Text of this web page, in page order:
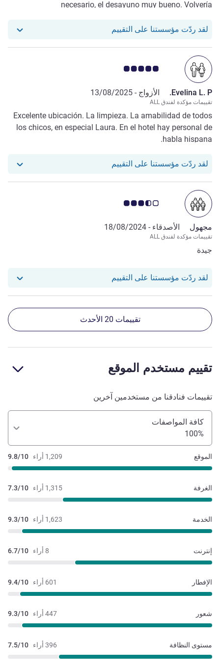
necesario, el desayuno muy bueno. Volvería
لقد ردّت مؤسستنا على التقييم استجاب فندقنا للمراجعة من Maria L. A.
ملاحظة أراء العملاء 5.0/5
Evelina L. P. الأزواج - 13/08/2025
تقييمات مؤكدة لفندق ALL
Excelente ubicación. La limpieza. La amabilidad de todos
los chicos, en especial Laura. En el hotel hay personal de
habla hispana.
لقد ردّت مؤسستنا على التقييم استجاب فندقنا للمراجعة من Evelina L. P.
ملاحظة أراء العملاء 3.5/5
مجهول الأصدقاء - 18/08/2024
تقييمات مؤكدة لفندق ALL
جيدة
لقد ردّت مؤسستنا على التقييم استجاب فندقنا للمراجعة من null
تقييمات 20 الأحدث
تقييم مستخدم الموقع
تقييمات فنادقنا من مستخدمين آخرين
كافة المواصفات
100%
1,209 أراء 9.8/10 الموقع
1,315 أراء 7.3/10 الغرفة
1,623 أراء 9.3/10 الخدمة
8 أراء 6.7/10 إنترنت
601 أراء 9.4/10 الإفطار
447 أراء 9.3/10 شعور
396 أراء 7.5/10 مستوى النظافة